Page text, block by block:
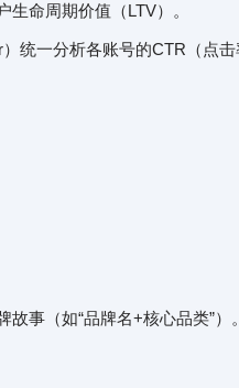
命周期价值（LTV）。
统一分析各账号的CTR（点
事（如“品牌名+核心品类”）。